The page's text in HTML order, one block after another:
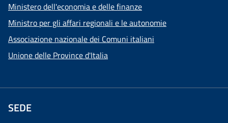
Ministero dell'economia e delle finanze
Ministro per gli affari regionali e le autonomie
Associazione nazionale dei Comuni italiani
Unione delle Province d'Italia
SEDE